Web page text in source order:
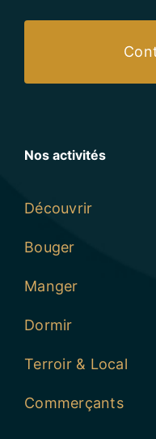
Nos activités
Découvrir
Bouger
Manger
Dormir
Terroir & Local
Commerçants